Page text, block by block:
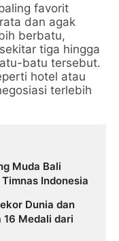
favorit
dan agak
berbatu,
tiga hingga
batu tersebut.
hotel atau
terlebih
Muda Bali
Indonesia
Dunia dan
Medali dari